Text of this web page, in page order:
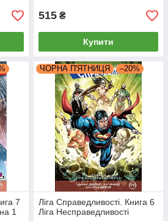
515 ₴
Купити
7
1
ЧОРНА П'ЯТНИЦЯ –20%
Ліга Справедливості. Книга 6
Ліга Несправедливості